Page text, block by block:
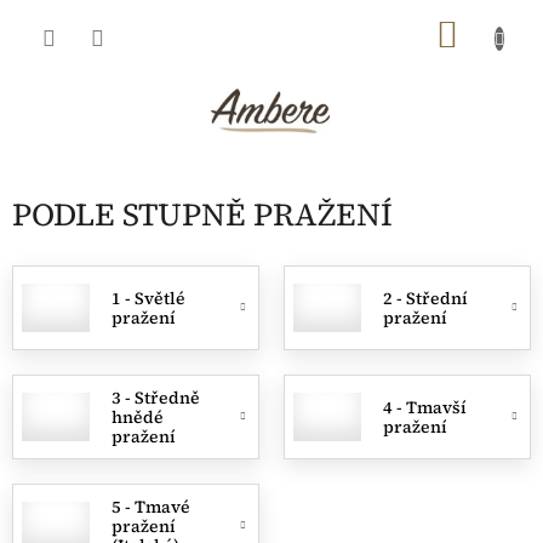
PODLE STUPNĚ PRAŽENÍ
1 - Světlé
pražení
2 - Střední
pražení
3 - Středně
hnědé
pražení
4 - Tmavší
pražení
5 - Tmavé
pražení